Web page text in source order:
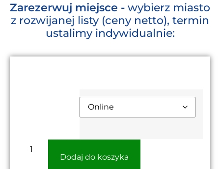
Zarezerwuj miejsce - wybierz miasto
z rozwijanej listy (ceny netto), termin
ustalimy indywidualnie:
Dodaj do koszyka